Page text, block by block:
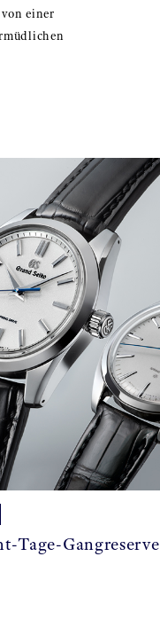
einer
Tage-Gangreserve